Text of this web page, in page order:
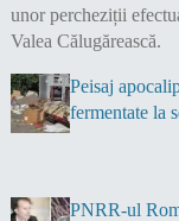
unor percheziții
Valea Călugărească.
Peisaj
fermentate la
PNRR-ul